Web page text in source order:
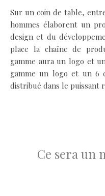
Sur un coin de table,
hommes élaborent un
design et du
place la chaîne de
gamme aura un logo et
gamme un logo et un 6
distribué dans le puissant
Ce sera un